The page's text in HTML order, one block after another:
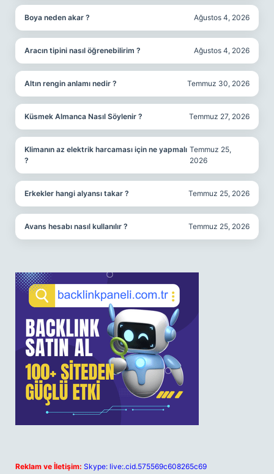
Boya neden akar ? Ağustos 4, 2026
Aracın tipini nasıl öğrenebilirim ? Ağustos 4, 2026
Altın rengin anlamı nedir ? Temmuz 30, 2026
Küsmek Almanca Nasıl Söylenir ? Temmuz 27, 2026
Klimanın az elektrik harcaması için ne yapmalı
?
Temmuz 25,
2026
Erkekler hangi alyansı takar ? Temmuz 25, 2026
Avans hesabı nasıl kullanılır ? Temmuz 25, 2026
Reklam ve İletişim: Skype: live:.cid.575569c608265c69